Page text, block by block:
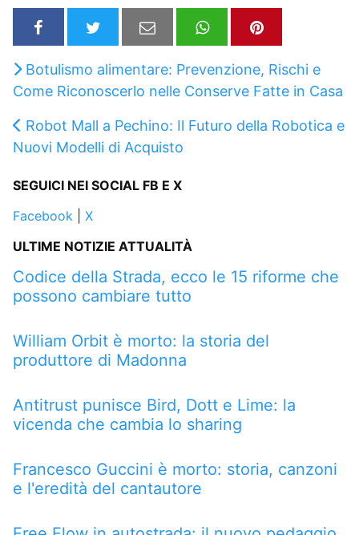
Botulismo alimentare: Prevenzione, Rischi e
Come Riconoscerlo nelle Conserve Fatte in Casa
Robot Mall a Pechino: Il Futuro della Robotica e
Nuovi Modelli di Acquisto
SEGUICI NEI SOCIAL FB E X
Facebook
X
ULTIME NOTIZIE ATTUALITÀ
Codice della Strada, ecco le 15 riforme che
possono cambiare tutto
William Orbit è morto: la storia del
produttore di Madonna
Antitrust punisce Bird, Dott e Lime: la
vicenda che cambia lo sharing
Francesco Guccini è morto: storia, canzoni
e l'eredità del cantautore